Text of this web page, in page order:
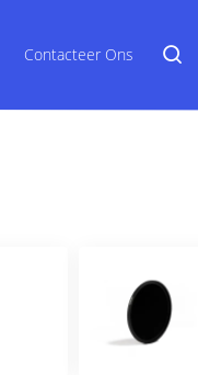
Contacteer Ons